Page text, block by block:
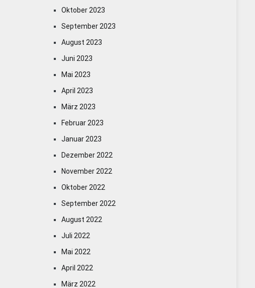
Oktober 2023
September 2023
August 2023
Juni 2023
Mai 2023
April 2023
März 2023
Februar 2023
Januar 2023
Dezember 2022
November 2022
Oktober 2022
September 2022
August 2022
Juli 2022
Mai 2022
April 2022
März 2022